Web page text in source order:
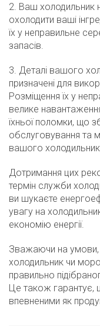
2. Ваш
охолодити ваші
їх у неправильне
запасів.
3. Деталі вашого
призначені для
Розміщення їх у
велике
їхньої поломки, що
обслуговування та
вашого
Дотримання цих
термін служби
ви шукаєте
увагу на
економію енергії.
Зважаючи на умови,
холодильник чи
правильно
Це також гарантує,
впевненими як